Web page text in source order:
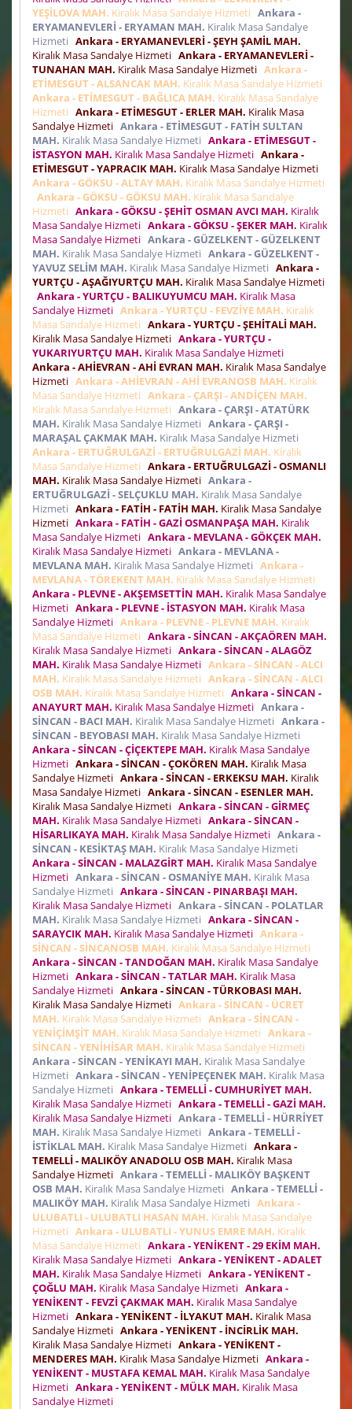
YEŞİLOVA MAH. Kiralık Masa Sandalye Hizmeti Ankara -
ERYAMANEVLERİ - ERYAMAN MAH. Kiralık Masa Sandalye
Hizmeti Ankara - ERYAMANEVLERİ - ŞEYH ŞAMİL MAH.
Kiralık Masa Sandalye Hizmeti Ankara - ERYAMANEVLERİ -
TUNAHAN MAH. Kiralık Masa Sandalye Hizmeti Ankara -
ETİMESGUT - ALSANCAK MAH. Kiralık Masa Sandalye Hizmeti
Ankara - ETİMESGUT - BAĞLICA MAH. Kiralık Masa Sandalye
Hizmeti Ankara - ETİMESGUT - ERLER MAH. Kiralık Masa
Sandalye Hizmeti Ankara - ETİMESGUT - FATİH SULTAN
MAH. Kiralık Masa Sandalye Hizmeti Ankara - ETİMESGUT -
İSTASYON MAH. Kiralık Masa Sandalye Hizmeti Ankara -
ETİMESGUT - YAPRACIK MAH. Kiralık Masa Sandalye Hizmeti
Ankara - GÖKSU - ALTAY MAH. Kiralık Masa Sandalye Hizmeti
Ankara - GÖKSU - GÖKSU MAH. Kiralık Masa Sandalye
Hizmeti Ankara - GÖKSU - ŞEHİT OSMAN AVCI MAH. Kiralık
Masa Sandalye Hizmeti Ankara - GÖKSU - ŞEKER MAH. Kiralık
Masa Sandalye Hizmeti Ankara - GÜZELKENT - GÜZELKENT
MAH. Kiralık Masa Sandalye Hizmeti Ankara - GÜZELKENT -
YAVUZ SELİM MAH. Kiralık Masa Sandalye Hizmeti Ankara -
YURTÇU - AŞAĞIYURTÇU MAH. Kiralık Masa Sandalye Hizmeti
Ankara - YURTÇU - BALIKUYUMCU MAH. Kiralık Masa
Sandalye Hizmeti Ankara - YURTÇU - FEVZİYE MAH. Kiralık
Masa Sandalye Hizmeti Ankara - YURTÇU - ŞEHİTALİ MAH.
Kiralık Masa Sandalye Hizmeti Ankara - YURTÇU -
YUKARIYURTÇU MAH. Kiralık Masa Sandalye Hizmeti
Ankara - AHİEVRAN - AHİ EVRAN MAH. Kiralık Masa Sandalye
Hizmeti Ankara - AHİEVRAN - AHİ EVRANOSB MAH. Kiralık
Masa Sandalye Hizmeti Ankara - ÇARŞI - ANDİÇEN MAH.
Kiralık Masa Sandalye Hizmeti Ankara - ÇARŞI - ATATÜRK
MAH. Kiralık Masa Sandalye Hizmeti Ankara - ÇARŞI -
MARAŞAL ÇAKMAK MAH. Kiralık Masa Sandalye Hizmeti
Ankara - ERTUĞRULGAZİ - ERTUĞRULGAZİ MAH. Kiralık
Masa Sandalye Hizmeti Ankara - ERTUĞRULGAZİ - OSMANLI
MAH. Kiralık Masa Sandalye Hizmeti Ankara -
ERTUĞRULGAZİ - SELÇUKLU MAH. Kiralık Masa Sandalye
Hizmeti Ankara - FATİH - FATİH MAH. Kiralık Masa Sandalye
Hizmeti Ankara - FATİH - GAZİ OSMANPAŞA MAH. Kiralık
Masa Sandalye Hizmeti Ankara - MEVLANA - GÖKÇEK MAH.
Kiralık Masa Sandalye Hizmeti Ankara - MEVLANA -
MEVLANA MAH. Kiralık Masa Sandalye Hizmeti Ankara -
MEVLANA - TÖREKENT MAH. Kiralık Masa Sandalye Hizmeti
Ankara - PLEVNE - AKŞEMSETTİN MAH. Kiralık Masa Sandalye
Hizmeti Ankara - PLEVNE - İSTASYON MAH. Kiralık Masa
Sandalye Hizmeti Ankara - PLEVNE - PLEVNE MAH. Kiralık
Masa Sandalye Hizmeti Ankara - SİNCAN - AKÇAÖREN MAH.
Kiralık Masa Sandalye Hizmeti Ankara - SİNCAN - ALAGÖZ
MAH. Kiralık Masa Sandalye Hizmeti Ankara - SİNCAN - ALCI
MAH. Kiralık Masa Sandalye Hizmeti Ankara - SİNCAN - ALCI
OSB MAH. Kiralık Masa Sandalye Hizmeti Ankara - SİNCAN -
ANAYURT MAH. Kiralık Masa Sandalye Hizmeti Ankara -
SİNCAN - BACI MAH. Kiralık Masa Sandalye Hizmeti Ankara -
SİNCAN - BEYOBASI MAH. Kiralık Masa Sandalye Hizmeti
Ankara - SİNCAN - ÇİÇEKTEPE MAH. Kiralık Masa Sandalye
Hizmeti Ankara - SİNCAN - ÇOKÖREN MAH. Kiralık Masa
Sandalye Hizmeti Ankara - SİNCAN - ERKEKSU MAH. Kiralık
Masa Sandalye Hizmeti Ankara - SİNCAN - ESENLER MAH.
Kiralık Masa Sandalye Hizmeti Ankara - SİNCAN - GİRMEÇ
MAH. Kiralık Masa Sandalye Hizmeti Ankara - SİNCAN -
HİSARLIKAYA MAH. Kiralık Masa Sandalye Hizmeti Ankara -
SİNCAN - KESİKTAŞ MAH. Kiralık Masa Sandalye Hizmeti
Ankara - SİNCAN - MALAZGİRT MAH. Kiralık Masa Sandalye
Hizmeti Ankara - SİNCAN - OSMANİYE MAH. Kiralık Masa
Sandalye Hizmeti Ankara - SİNCAN - PINARBAŞI MAH.
Kiralık Masa Sandalye Hizmeti Ankara - SİNCAN - POLATLAR
MAH. Kiralık Masa Sandalye Hizmeti Ankara - SİNCAN -
SARAYCIK MAH. Kiralık Masa Sandalye Hizmeti Ankara -
SİNCAN - SİNCANOSB MAH. Kiralık Masa Sandalye Hizmeti
Ankara - SİNCAN - TANDOĞAN MAH. Kiralık Masa Sandalye
Hizmeti Ankara - SİNCAN - TATLAR MAH. Kiralık Masa
Sandalye Hizmeti Ankara - SİNCAN - TÜRKOBASI MAH.
Kiralık Masa Sandalye Hizmeti Ankara - SİNCAN - ÜCRET
MAH. Kiralık Masa Sandalye Hizmeti Ankara - SİNCAN -
YENİÇİMŞİT MAH. Kiralık Masa Sandalye Hizmeti Ankara -
SİNCAN - YENİHİSAR MAH. Kiralık Masa Sandalye Hizmeti
Ankara - SİNCAN - YENİKAYI MAH. Kiralık Masa Sandalye
Hizmeti Ankara - SİNCAN - YENİPEÇENEK MAH. Kiralık Masa
Sandalye Hizmeti Ankara - TEMELLİ - CUMHURİYET MAH.
Kiralık Masa Sandalye Hizmeti Ankara - TEMELLİ - GAZİ MAH.
Kiralık Masa Sandalye Hizmeti Ankara - TEMELLİ - HÜRRİYET
MAH. Kiralık Masa Sandalye Hizmeti Ankara - TEMELLİ -
İSTİKLAL MAH. Kiralık Masa Sandalye Hizmeti Ankara -
TEMELLİ - MALIKÖY ANADOLU OSB MAH. Kiralık Masa
Sandalye Hizmeti Ankara - TEMELLİ - MALIKÖY BAŞKENT
OSB MAH. Kiralık Masa Sandalye Hizmeti Ankara - TEMELLİ -
MALIKÖY MAH. Kiralık Masa Sandalye Hizmeti Ankara -
ULUBATLI - ULUBATLI HASAN MAH. Kiralık Masa Sandalye
Hizmeti Ankara - ULUBATLI - YUNUS EMRE MAH. Kiralık
Masa Sandalye Hizmeti Ankara - YENİKENT - 29 EKİM MAH.
Kiralık Masa Sandalye Hizmeti Ankara - YENİKENT - ADALET
MAH. Kiralık Masa Sandalye Hizmeti Ankara - YENİKENT -
ÇOĞLU MAH. Kiralık Masa Sandalye Hizmeti Ankara -
YENİKENT - FEVZİ ÇAKMAK MAH. Kiralık Masa Sandalye
Hizmeti Ankara - YENİKENT - İLYAKUT MAH. Kiralık Masa
Sandalye Hizmeti Ankara - YENİKENT - İNCİRLİK MAH.
Kiralık Masa Sandalye Hizmeti Ankara - YENİKENT -
MENDERES MAH. Kiralık Masa Sandalye Hizmeti Ankara -
YENİKENT - MUSTAFA KEMAL MAH. Kiralık Masa Sandalye
Hizmeti Ankara - YENİKENT - MÜLK MAH. Kiralık Masa
Sandalye Hizmeti